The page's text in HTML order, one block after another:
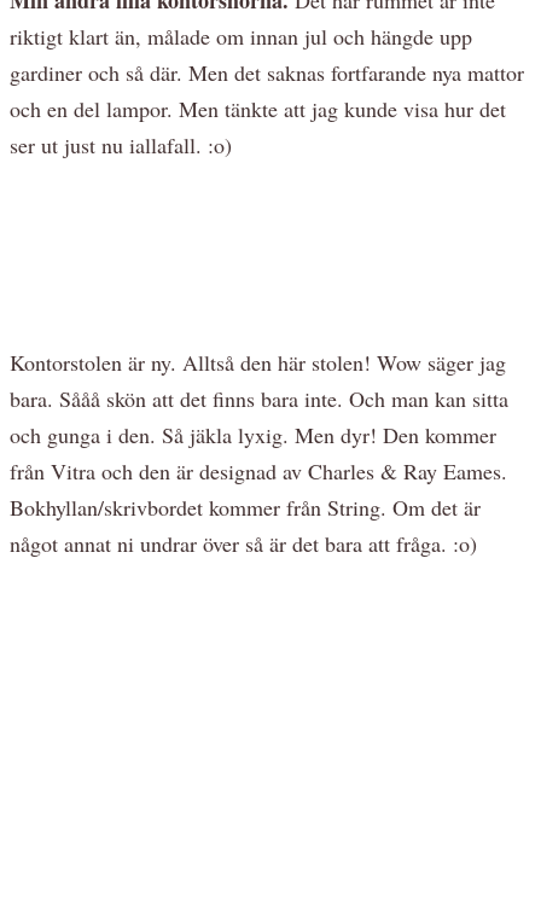
riktigt klart än, målade om innan jul och hängde upp
gardiner och så där. Men det saknas fortfarande nya mattor
och en del lampor. Men tänkte att jag kunde visa hur det
ser ut just nu iallafall. :o)
Kontorstolen är ny. Alltså den här stolen! Wow säger jag
bara. Sååå skön att det finns bara inte. Och man kan sitta
och gunga i den. Så jäkla lyxig. Men dyr! Den kommer
från Vitra och den är designad av Charles & Ray Eames.
Bokhyllan/skrivbordet kommer från String. Om det är
något annat ni undrar över så är det bara att fråga. :o)